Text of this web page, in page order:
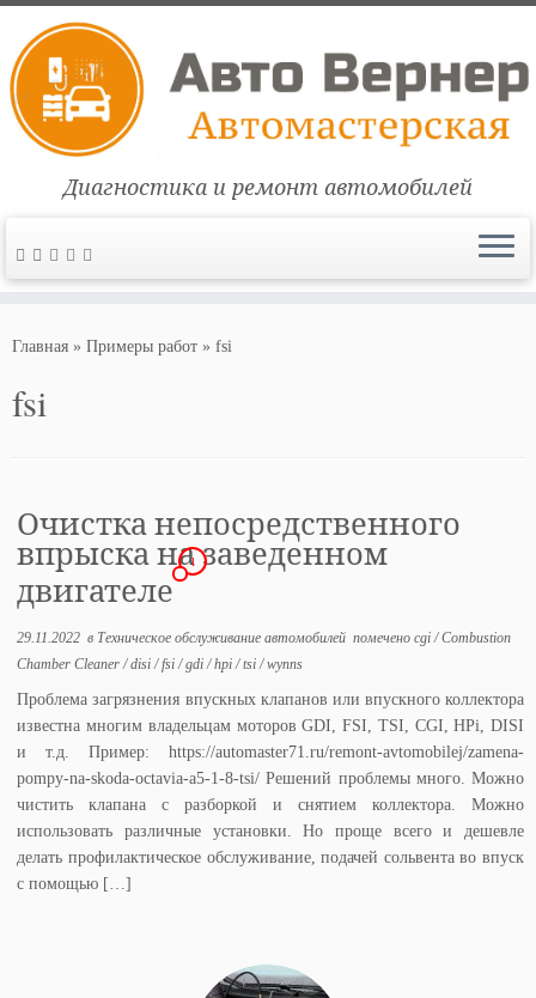
Диагностика и ремонт автомобилей
Главная » Примеры работ » fsi
fsi
Очистка непосредственного
впрыска на заведенном
двигателе
1
29.11.2022 в Техническое обслуживание автомобилей помеченоcgi/Combustion
Chamber Cleaner/disi/fsi/gdi/hpi/tsi/wynns
Проблема загрязнения впускных клапанов или впускного коллектора
известна многим владельцам моторов GDI, FSI, TSI, CGI, HPi, DISI
и т.д. Пример: https://automaster71.ru/remont-avtomobilej/zamena-
pompy-na-skoda-octavia-a5-1-8-tsi/ Решений проблемы много. Можно
чистить клапана с разборкой и снятием коллектора. Можно
использовать различные установки. Но проще всего и дешевле
делать профилактическое обслуживание, подачей сольвента во впуск
с помощью […]